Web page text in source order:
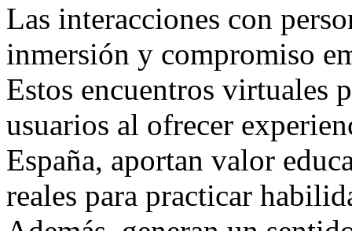
Las interacciones con
inmersión y compromiso
Estos encuentros virtuales
usuarios al ofrecer
España, aportan valor
reales para practicar